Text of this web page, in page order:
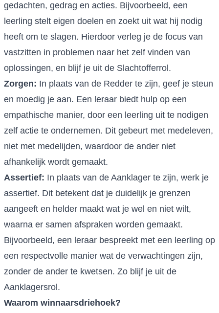
gedachten, gedrag en acties. Bijvoorbeeld, een
leerling stelt eigen doelen en zoekt uit wat hij nodig
heeft om te slagen. Hierdoor verleg je de focus van
vastzitten in problemen naar het zelf vinden van
oplossingen, en blijf je uit de Slachtofferrol.
Zorgen: In plaats van de Redder te zijn, geef je steun
en moedig je aan. Een leraar biedt hulp op een
empathische manier, door een leerling uit te nodigen
zelf actie te ondernemen. Dit gebeurt met medeleven,
niet met medelijden, waardoor de ander niet
afhankelijk wordt gemaakt.
Assertief: In plaats van de Aanklager te zijn, werk je
assertief. Dit betekent dat je duidelijk je grenzen
aangeeft en helder maakt wat je wel en niet wilt,
waarna er samen afspraken worden gemaakt.
Bijvoorbeeld, een leraar bespreekt met een leerling op
een respectvolle manier wat de verwachtingen zijn,
zonder de ander te kwetsen. Zo blijf je uit de
Aanklagersrol.
Waarom winnaarsdriehoek?